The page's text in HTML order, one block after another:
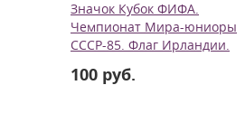
Значок Кубок ФИФА.
Чемпионат Мира-юниоры
СССР-85. Флаг Ирландии.
100 руб.